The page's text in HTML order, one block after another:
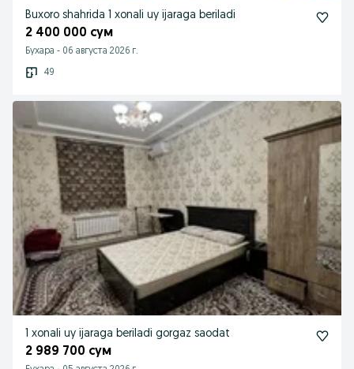
Buxoro shahrida 1 xonali uy ijaraga beriladi
2 400 000 сум
Бухара - 06 августа 2026 г.
49
1 xonali uy ijaraga beriladi gorgaz saodat
2 989 700 сум